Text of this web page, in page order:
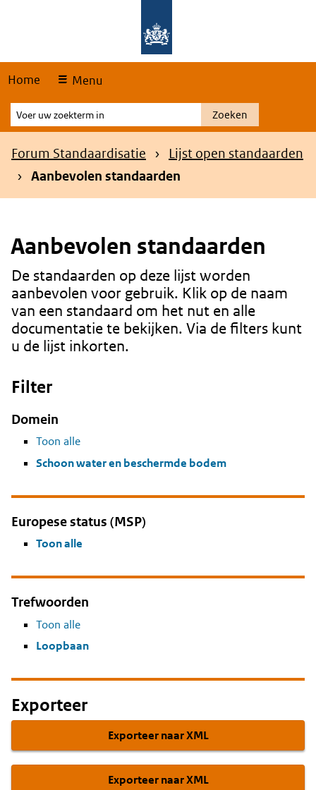
Home Menu
Voer
uw
zoekterm
Zoeken
Kruimelpad
Forum Standaardisatie
Lijst open standaarden
Aanbevolen standaarden
Aanbevolen standaarden
Content
De standaarden op deze lijst worden
aanbevolen voor gebruik. Klik op de naam
van een standaard om het nut en alle
documentatie te bekijken. Via de filters kunt
u de lijst inkorten.
Filter
Domein
Toon alle
Schoon water en beschermde bodem
Europese status (MSP)
Toon alle
Trefwoorden
Toon alle
Loopbaan
Exporteer
Exporteer naar XML
Exporteer naar XML